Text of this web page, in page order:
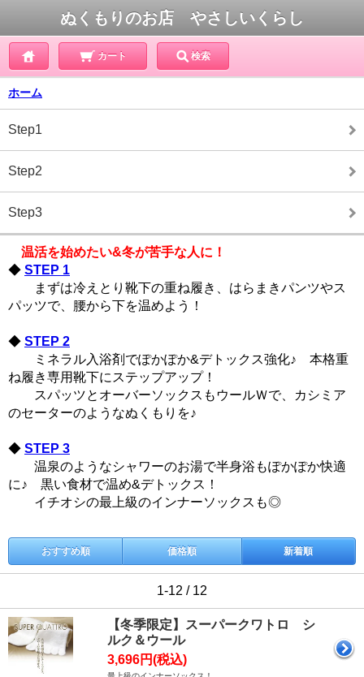
ぬくもりのお店 やさしいくらし
カート 検索
ホーム
Step1
Step2
Step3
温活を始めたい&冬が苦手な人に！
◆ STEP 1
まずは冷えとり靴下の重ね履き、はらまきパンツやス
パッツで、腰から下を温めよう！
◆ STEP 2
ミネラル入浴剤でぽかぽか&デトックス強化♪ 本格重
ね履き専用靴下にステップアップ！
スパッツとオーバーソックスもウールＷで、カシミア
のセーターのようなぬくもりを♪
◆ STEP 3
温泉のようなシャワーのお湯で半身浴もぽかぽか快適
に♪ 黒い食材で温め&デトックス！
イチオシの最上級のインナーソックスも◎
おすすめ順 価格順 新着順
1-12 / 12
【冬季限定】スーパークワトロ シ
ルク＆ウール
3,696円(税込)